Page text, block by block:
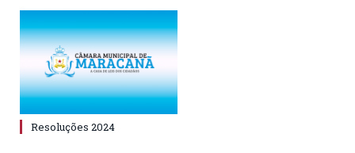
Resoluções 2024